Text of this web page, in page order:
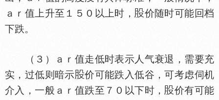
ａｒ值上升至１５０以上时，
价随时可能回档
下跌。
（３）ａｒ值走低时表示人气衰退，需要充
实，过低则暗示
价可能跌入低谷，可考虑伺机
介入，一般ａｒ值跌至７０以下时，
价有可能